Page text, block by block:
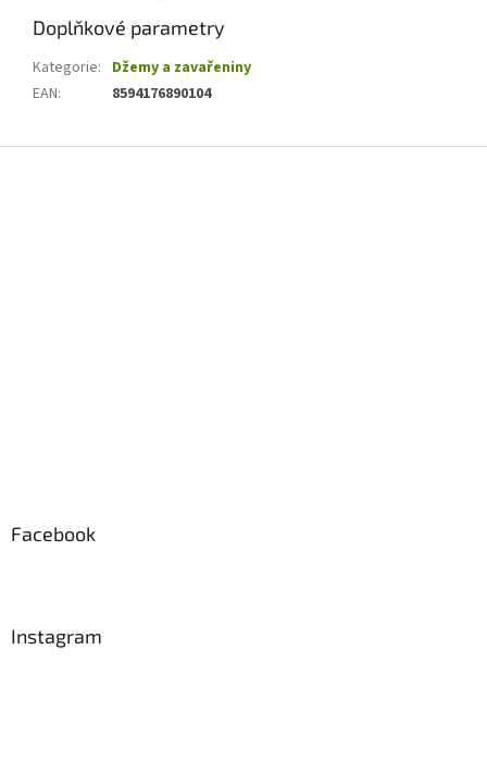
Doplňkové parametry
Kategorie: Džemy a zavařeniny
EAN: 8594176890104
Facebook
Instagram